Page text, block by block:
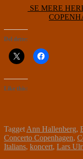
SE MERE
Del dette:
Like this:
Tagget Ann Hallenberg,
Concerto Copenhagen,
Italians, koncert, Lars